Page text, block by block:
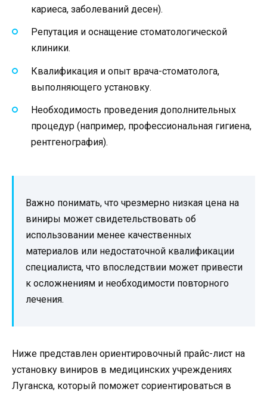
кариеса, заболеваний десен).
Репутация и оснащение стоматологической
клиники.
Квалификация и опыт врача-стоматолога,
выполняющего установку.
Необходимость проведения дополнительных
процедур (например, профессиональная гигиена,
рентгенография).
Важно понимать, что чрезмерно низкая цена на
виниры может свидетельствовать об
использовании менее качественных
материалов или недостаточной квалификации
специалиста, что впоследствии может привести
к осложнениям и необходимости повторного
лечения.
Ниже представлен ориентировочный прайс-лист на
установку виниров в медицинских учреждениях
Луганска, который поможет сориентироваться в